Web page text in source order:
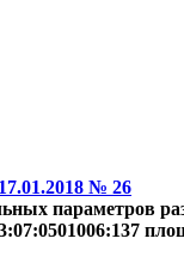
№ 26
параметров